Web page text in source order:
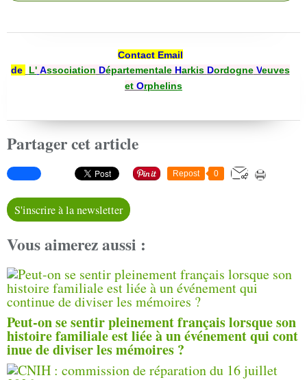
Contact Email
de
L' Association DépartementaleHarkis DordogneVeuves
et Orphelins
Partager cet article
Repost 0
S'inscrire à la newsletter
Vous aimerez aussi :
Peut-on se sentir pleinement français lorsque son
histoire familiale est liée à un événement qui cont
inue de diviser les mémoires ?